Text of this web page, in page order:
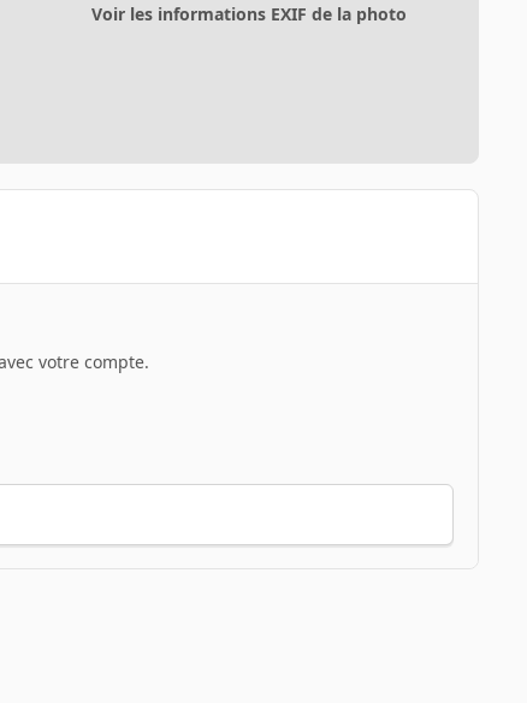
Voir les informations EXIF de la photo
votre compte.